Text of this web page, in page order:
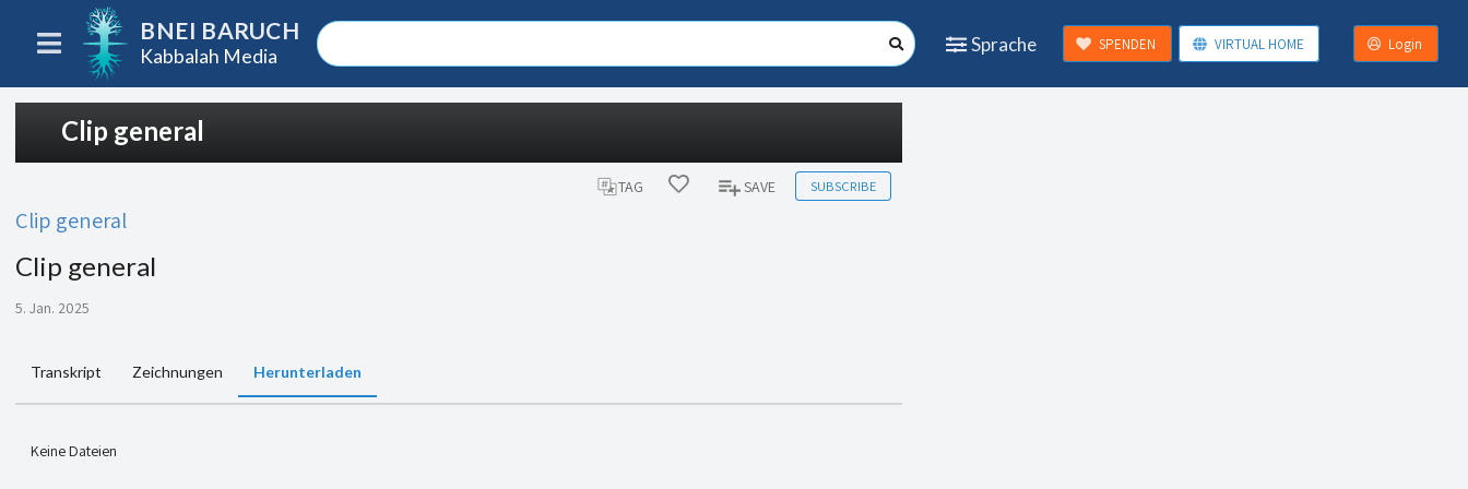
BNEI BARUCH
Kabbalah Media
Sprache SPENDEN VIRTUAL HOME Login
Clip general
TAG SAVE SUBSCRIBE
Clip general
Clip general
5. Jan. 2025
Transkript Zeichnungen Herunterladen
Keine Dateien